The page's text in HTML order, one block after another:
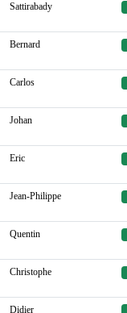
Sattirabady
Bernard
Carlos
Johan
Eric
Jean-Philippe
Quentin
Christophe
Didier